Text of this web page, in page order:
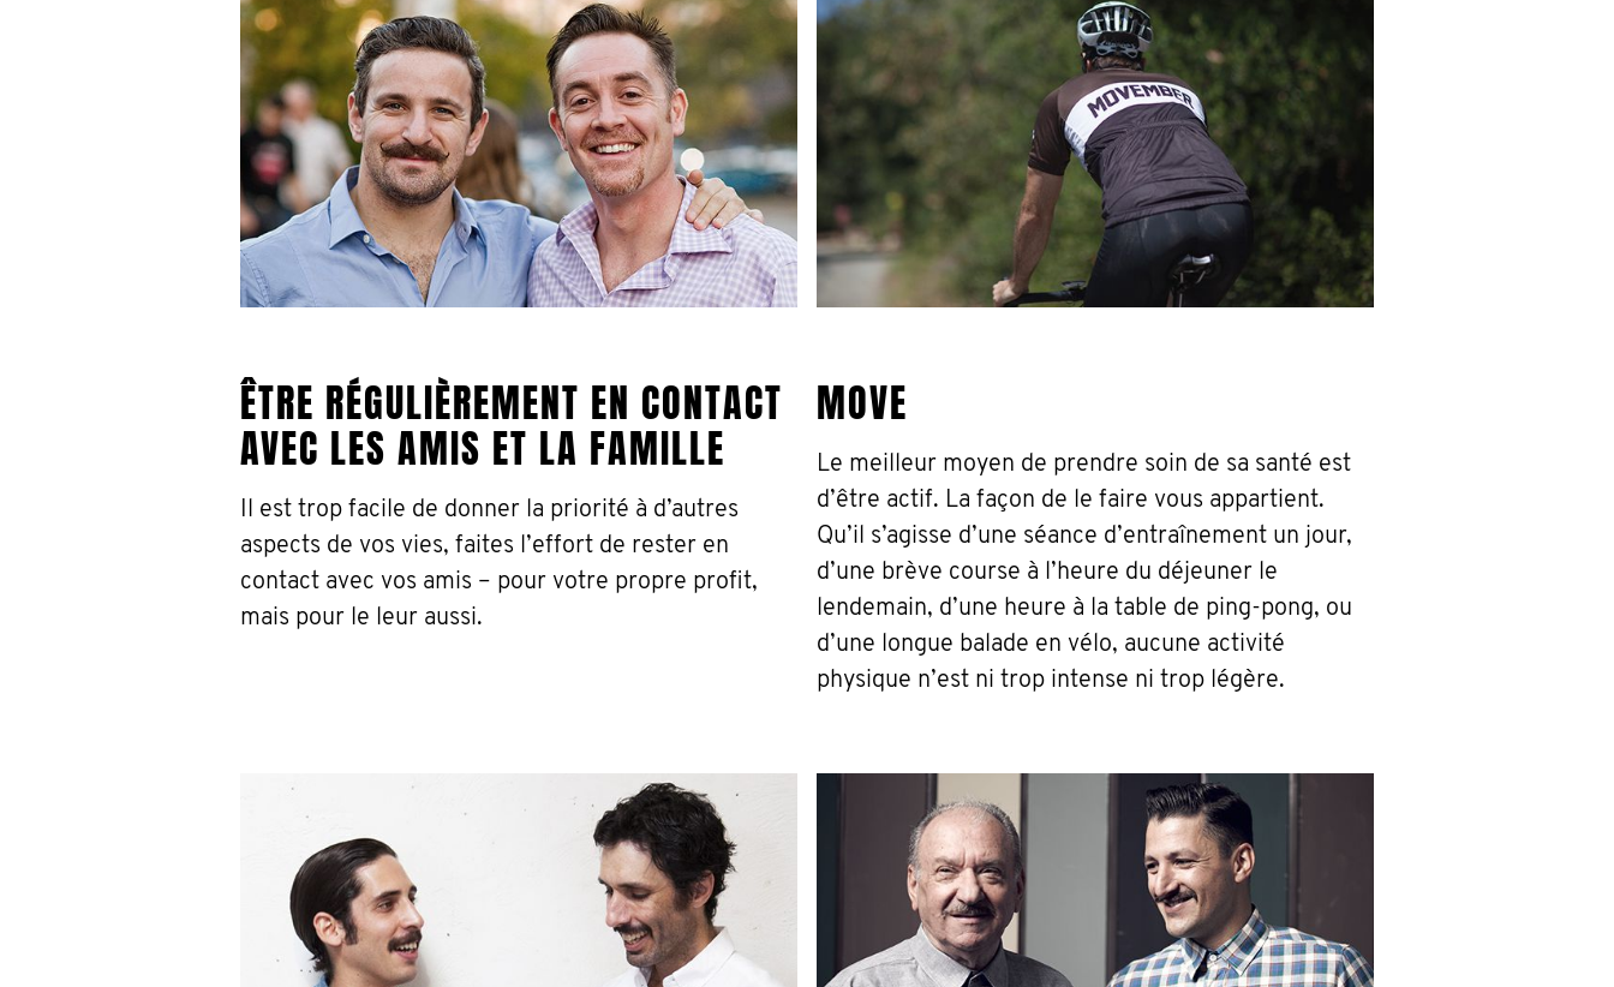
ÊTRE RÉGULIÈREMENT EN CONTACT
AVEC LES AMIS ET LA FAMILLE
Il est trop facile de donner la priorité à d’autres
aspects de vos vies, faites l’effort de rester en
contact avec vos amis – pour votre propre profit,
mais pour le leur aussi.
MOVE
Le meilleur moyen de prendre soin de sa santé est
d’être actif. La façon de le faire vous appartient.
Qu’il s’agisse d’une séance d’entraînement un jour,
d’une brève course à l’heure du déjeuner le
lendemain, d’une heure à la table de ping-pong, ou
d’une longue balade en vélo, aucune activité
physique n’est ni trop intense ni trop légère.